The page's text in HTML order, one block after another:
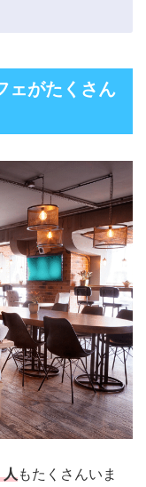
ェがたくさん
人もたくさんいま